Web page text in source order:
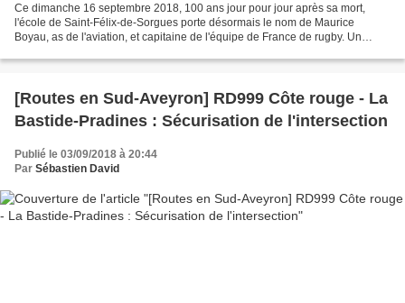
Ce dimanche 16 septembre 2018, 100 ans jour pour jour après sa mort,
l'école de Saint-Félix-de-Sorgues porte désormais le nom de Maurice
Boyau, as de l'aviation, et capitaine de l'équipe de France de rugby. Un
[Routes en Sud-Aveyron] RD999 Côte rouge - La
Bastide-Pradines : Sécurisation de l'intersection
Publié le 03/09/2018 à 20:44
Par Sébastien David